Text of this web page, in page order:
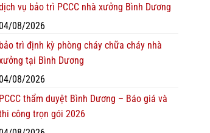
vụ bảo trì PCCC nhà xưởng Bình Dương
08/2026
bảo trì định kỳ phòng cháy chữa cháy nhà
tại Bình Dương
08/2026
PCCC thẩm duyệt Bình Dương – Báo giá và
công trọn gói 2026